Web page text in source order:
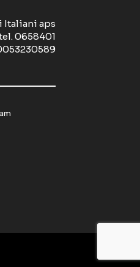
Italiani aps
0658401